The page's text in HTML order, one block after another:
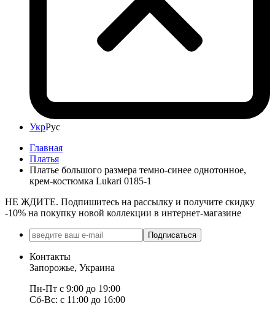
УкрРус
Главная
Платья
Платье большого размера темно-синее однотонное,
крем-костюмка Lukari 0185-1
НЕ ЖДИТЕ. Подпишитесь на рассылку и получите скидку
-10% на покупку новой коллекции в интернет-магазине
Подписаться
Контакты
Запорожье, Украина
Пн-Пт с 9:00 до 19:00
Сб-Вс: с 11:00 до 16:00